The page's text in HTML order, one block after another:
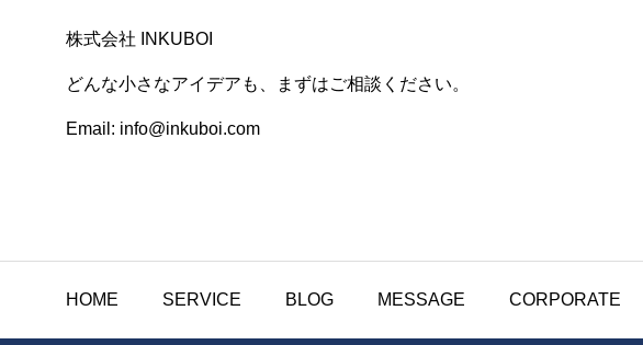
株式会社 INKUBOI
どんな小さなアイデアも、まずはご相談ください。
Email: info@inkuboi.com
HOME SERVICE BLOG MESSAGE CORPORATE